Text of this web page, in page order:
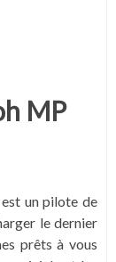
MP
un pilote de
le dernier
prêts à vous